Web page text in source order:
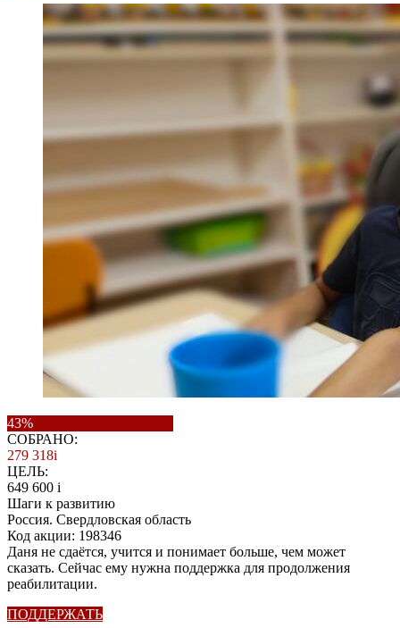
43%
СОБРАНО:
279 318i
ЦЕЛЬ:
649 600 i
Шаги к развитию
Россия. Свердловская область
Код акции: 198346
Даня не сдаётся, учится и понимает больше, чем может
сказать. Сейчас ему нужна поддержка для продолжения
реабилитации.
ПОДДЕРЖАТЬ